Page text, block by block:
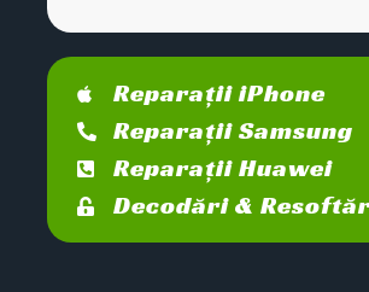
Reparații iPhone
Reparații Samsung
Reparații Huawei
Decodări &